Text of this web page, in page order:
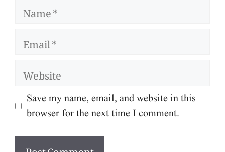
Save my name, email, and website in this
browser for the next time I comment.